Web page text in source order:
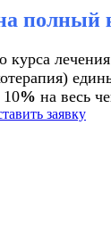
полный
курса
10% на весь
заявку